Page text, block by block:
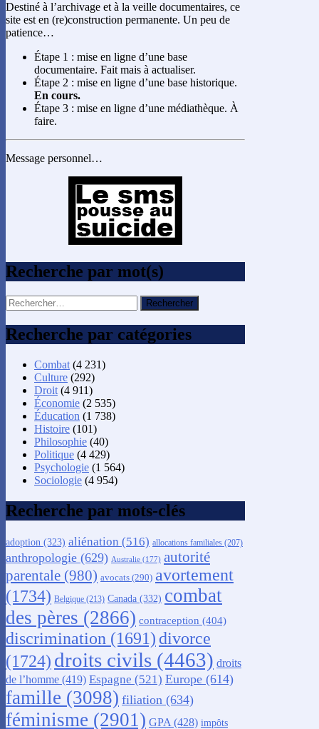
Destiné à l’archivage et à la veille documentaires, ce
site est en (re)construction permanente. Un peu de
patience…
Étape 1 : mise en ligne d’une base
documentaire. Fait mais à actualiser.
Étape 2 : mise en ligne d’une base historique.
En cours.
Étape 3 : mise en ligne d’une médiathèque. À
faire.
Message personnel…
Recherche par mot(s)
Rechercher :
Recherche par catégories
Combat (4 231)
Culture (292)
Droit (4 911)
Économie (2 535)
Éducation (1 738)
Histoire (101)
Philosophie (40)
Politique (4 429)
Psychologie (1 564)
Sociologie (4 954)
Recherche par mots-clés
adoption (323) aliénation (516) allocations familiales (207)
anthropologie (629) Australie (177) autorité
parentale (980) avocats (290) avortement
(1734) Belgique (213) Canada (332) combat
des pères (2866) contraception (404)
discrimination (1691) divorce
(1724) droits civils (4463) droits
de l’homme (419) Espagne (521) Europe (614)
famille (3098) filiation (634)
féminisme (2901) GPA (428) impôts